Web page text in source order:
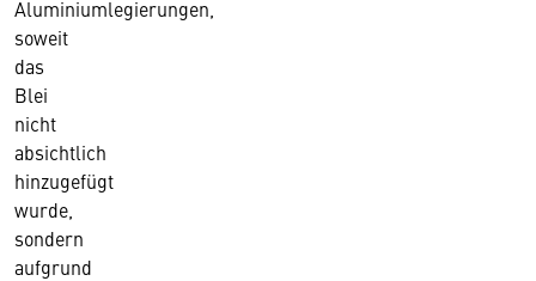
Aluminiumlegierungen,
soweit
das
Blei
nicht
absichtlich
hinzugefügt
wurde,
sondern
aufgrund